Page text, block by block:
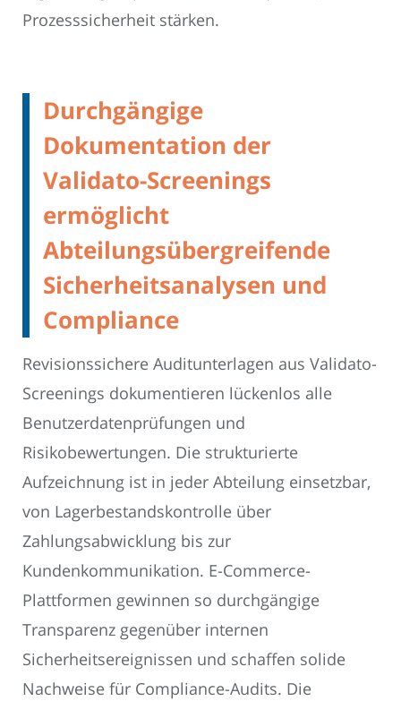
Prozesssicherheit stärken.
Durchgängige
Dokumentation der
Validato-Screenings
ermöglicht
Abteilungsübergreifende
Sicherheitsanalysen und
Compliance
Revisionssichere Auditunterlagen aus Validato-
Screenings dokumentieren lückenlos alle
Benutzerdatenprüfungen und
Risikobewertungen. Die strukturierte
Aufzeichnung ist in jeder Abteilung einsetzbar,
von Lagerbestandskontrolle über
Zahlungsabwicklung bis zur
Kundenkommunikation. E-Commerce-
Plattformen gewinnen so durchgängige
Transparenz gegenüber internen
Sicherheitsereignissen und schaffen solide
Nachweise für Compliance-Audits. Die